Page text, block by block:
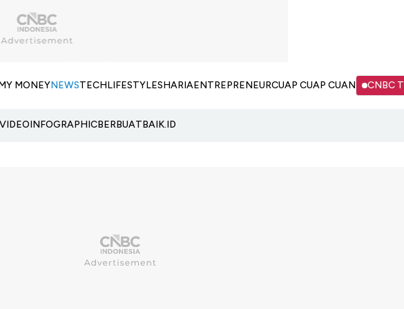
MONEYNEWSTECHLIFESTYLESHARIAENTREPRENEURCUAP CUAP CUAN CNBC
VIDEOINFOGRAPHICBERBUATBAIK.ID